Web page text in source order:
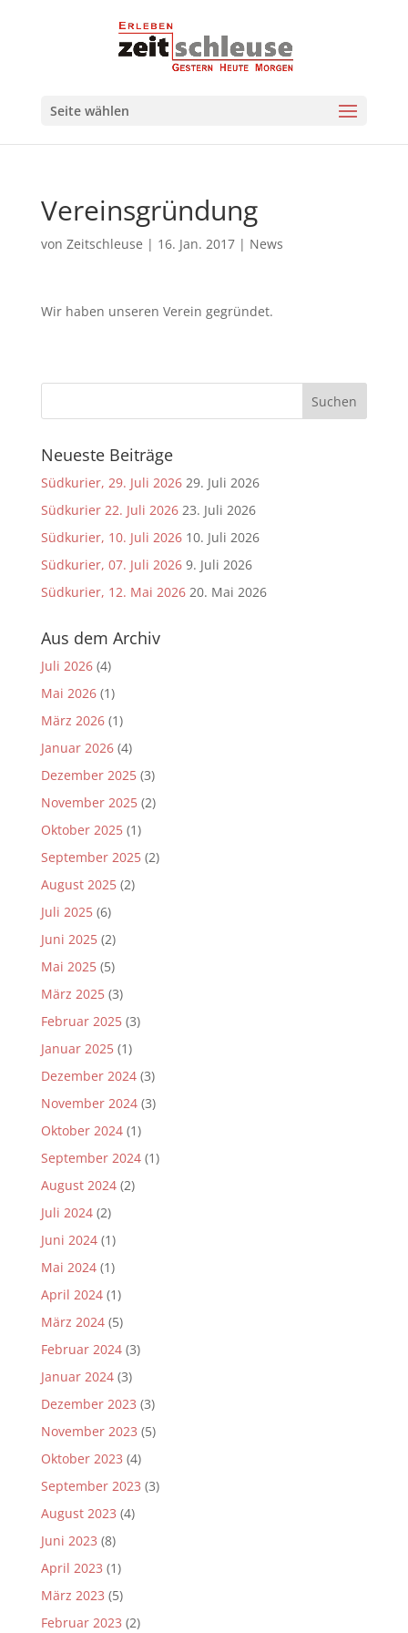
Seite wählen
Vereinsgründung
von Zeitschleuse | 16. Jan. 2017| News
Wir haben unseren Verein gegründet.
Neueste Beiträge
Südkurier, 29. Juli 2026 29. Juli 2026
Südkurier 22. Juli 2026 23. Juli 2026
Südkurier, 10. Juli 2026 10. Juli 2026
Südkurier, 07. Juli 2026 9. Juli 2026
Südkurier, 12. Mai 2026 20. Mai 2026
Aus dem Archiv
Juli 2026(4)
Mai 2026(1)
März 2026(1)
Januar 2026(4)
Dezember 2025(3)
November 2025(2)
Oktober 2025(1)
September 2025(2)
August 2025(2)
Juli 2025(6)
Juni 2025(2)
Mai 2025(5)
März 2025(3)
Februar 2025(3)
Januar 2025(1)
Dezember 2024(3)
November 2024(3)
Oktober 2024(1)
September 2024(1)
August 2024(2)
Juli 2024(2)
Juni 2024(1)
Mai 2024(1)
April 2024(1)
März 2024(5)
Februar 2024(3)
Januar 2024(3)
Dezember 2023 (3)
November 2023 (5)
Oktober 2023 (4)
September 2023 (3)
August 2023 (4)
Juni 2023 (8)
April 2023 (1)
März 2023 (5)
Februar 2023 (2)